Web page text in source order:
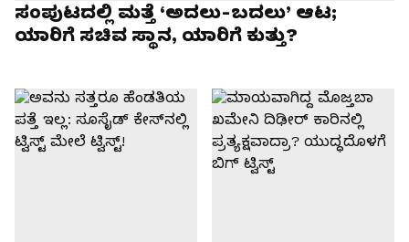
ಸಂಪುಟದಲ್ಲಿ ಮತ್ತೆ ‘ಅದಲು-ಬದಲು’ ಆಟ;
ಯಾರಿಗೆ ಸಚಿವ ಸ್ಥಾನ, ಯಾರಿಗೆ ಕುತ್ತು?